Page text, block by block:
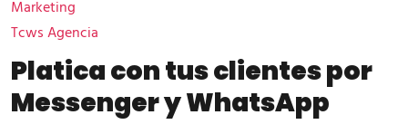
Marketing
Tcws Agencia
Platica con tus clientes por
Messenger y WhatsApp